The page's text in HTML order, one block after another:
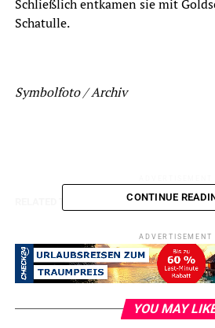
Schließlich entkamen sie mit
Schatulle.
Symbolfoto / Archiv
BLAULICHT
Guten Rutsch und danke für ein
DON'T MISS
Zigarrettenautomat gesprengt
CONTINUE
ADVERTISEMENT
YOU MAY